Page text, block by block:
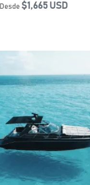
Desde $1,665 USD